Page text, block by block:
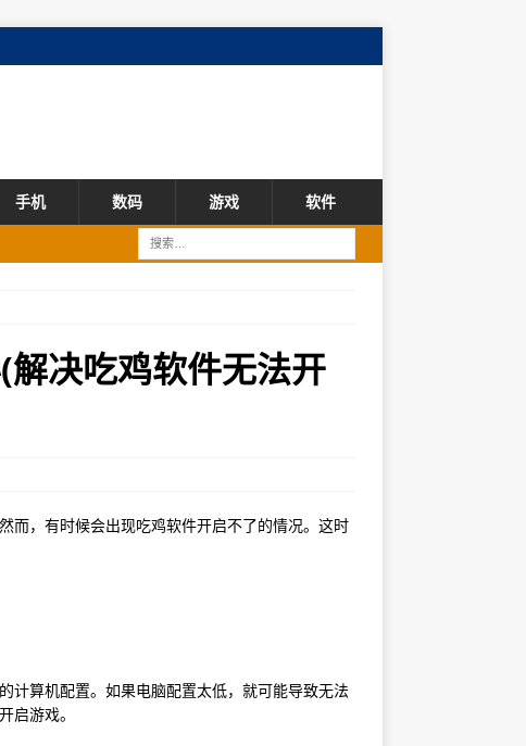
手机 数码 游戏 软件
决吃鸡软件无法开
而，有时候会出现吃鸡软件开启不了的情况。这时
计算机配置。如果电脑配置太低，就可能导致无法
启游戏。